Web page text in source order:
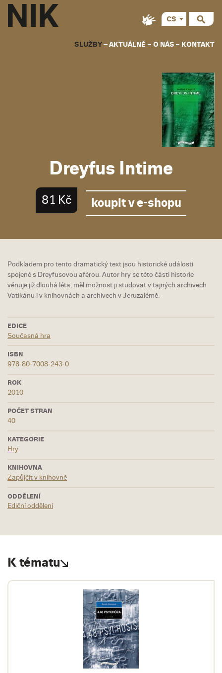
SLUŽBY AKTUÁLNĚ O NÁS KONTAKT
CS
Dreyfus Intime
81 Kč koupit v e-shopu
Podkladem pro tento dramatický text jsou historické události
spojené s Dreyfusovou aférou. Autor hry se této části historie
věnuje již dlouhá léta, měl možnost ji studovat v tajných archivech
Vatikánu i v knihovnách a archivech v Jeruzalémě.
EDICE
Současná hra
ISBN
978-80-7008-243-0
ROK
2010
POČET STRAN
40
KATEGORIE
Hry
KNIHOVNA
Zapůjčit v knihovně
ODDĚLENÍ
Ediční oddělení
K tématu